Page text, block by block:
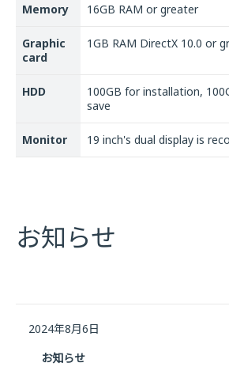
Memory 16GB RAM or greater
Graphic
card
1GB RAM DirectX 10.0 or
HDD
100GB for installation,
save
Monitor 19 inch's dual display is
お知らせ
2024年8月6日
お知らせ